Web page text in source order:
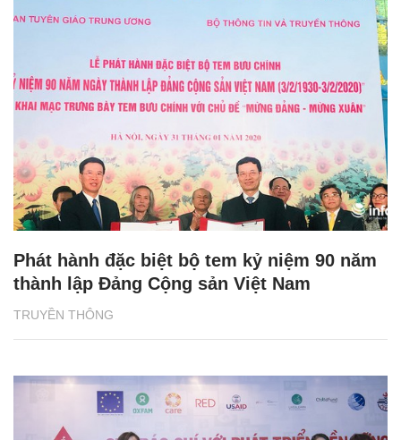
TRUYỀN THÔNG
Phát hành đặc biệt bộ tem kỷ niệm 90 năm
thành lập Đảng Cộng sản Việt Nam